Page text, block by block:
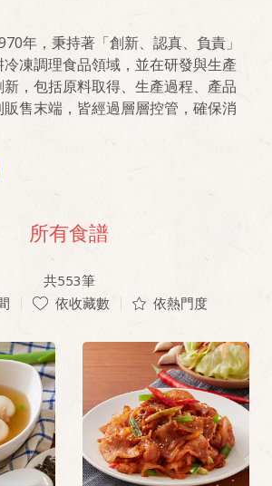
年，秉持著「創新、認真、負責」
凍調理食品領域，並在研發與生產
，包括原料取得、生產過程、產品
售末端，皆經過層層控管，確保消
所有食譜
共553筆
依收藏數 依熱門度